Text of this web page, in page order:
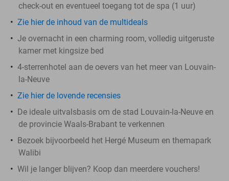
check-out en eventueel toegang tot de spa (1 uur)
Zie hier de inhoud van de multideals
Je overnacht in een charming room, volledig uitgeruste
kamer met kingsize bed
4-sterrenhotel aan de oevers van het meer van Louvain-
la-Neuve
Zie hier de lovende recensies
De ideale uitvalsbasis om de stad Louvain-la-Neuve en
de provincie Waals-Brabant te verkennen
Bezoek bijvoorbeeld het Hergé Museum en themapark
Walibi
Wil je langer blijven? Koop dan meerdere vouchers!